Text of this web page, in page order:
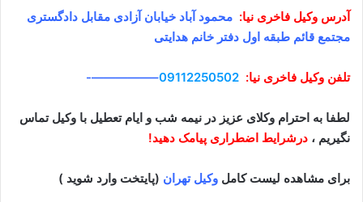
آدرس وکیل فاخری نیا: محمود آباد خیابان آزادی مقابل دادگستری
مجتمع قائم طبقه اول دفتر خانم هدایتی
تلفن وکیل فاخری نیا: 09112250502
–
—————-
لطفا به احترام وکلای عزیز در نیمه شب و ایام تعطیل با وکیل تماس
نگیریم ، درشرایط اضطراری پیامک دهید!
برای مشاهده لیست کامل وکیل تهران (پایتخت وارد شوید )